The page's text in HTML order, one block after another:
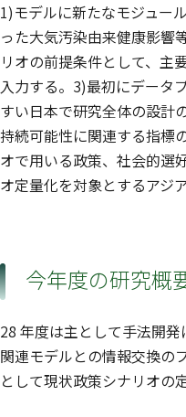
1)モデルに新たなモジュー
った大気汚染由来健康影響
リオの前提条件として、主
入力する。3)最初にデータ
すい日本で研究全体の設計
持続可能性に関連する指標
オで用いる政策、社会的選
オ定量化を対象とするアジ
今年度の研究概
28 年度は主として手法開
関連モデルとの情報交換の
として現状政策シナリオの